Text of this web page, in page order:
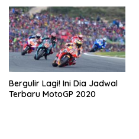
Bergulir Lagi! Ini Dia Jadwal
Terbaru MotoGP 2020